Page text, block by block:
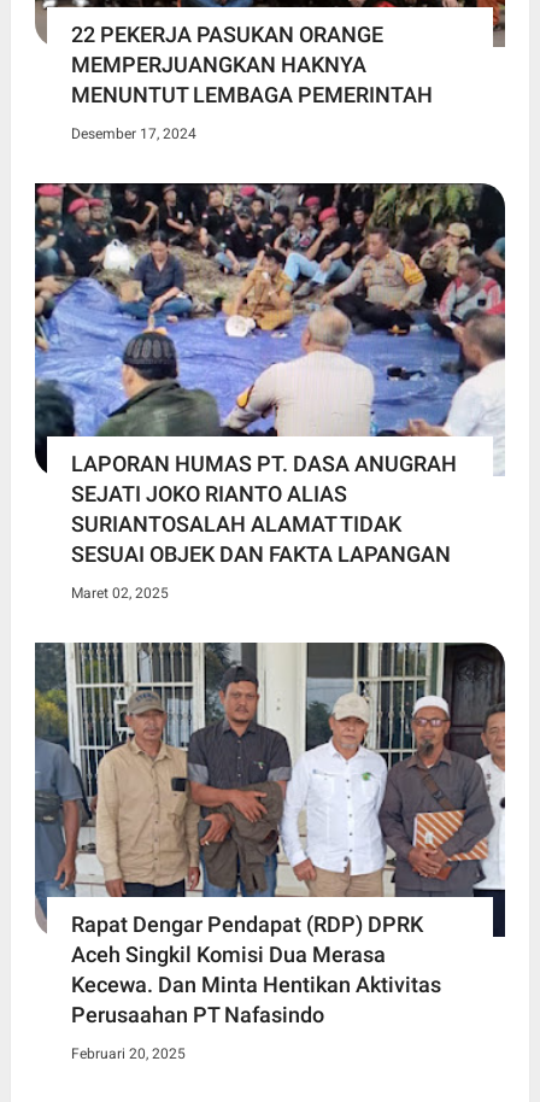
22 PEKERJA PASUKAN ORANGE
MEMPERJUANGKAN HAKNYA
MENUNTUT LEMBAGA PEMERINTAH
Desember 17, 2024
LAPORAN HUMAS PT. DASA ANUGRAH
SEJATI JOKO RIANTO ALIAS
SURIANTOSALAH ALAMAT TIDAK
SESUAI OBJEK DAN FAKTA LAPANGAN
Maret 02, 2025
Rapat Dengar Pendapat (RDP) DPRK
Aceh Singkil Komisi Dua Merasa
Kecewa. Dan Minta Hentikan Aktivitas
Perusaahan PT Nafasindo
Februari 20, 2025